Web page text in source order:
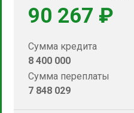
90 267 ₽
Сумма кредита
8 400 000
Сумма переплаты
7 848 029